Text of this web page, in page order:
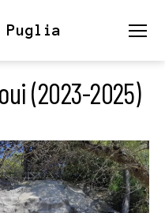
Puglia
(2023-2025)